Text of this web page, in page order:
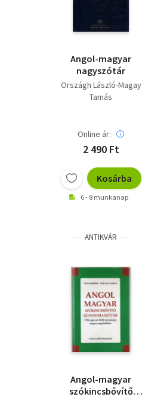
Angol-magyar
nagyszótár
Országh László-Magay
Tamás
Online ár:
2 490 Ft
Kosárba
6 - 8 munkanap
ANTIKVÁR
Angol-magyar
szókincsbővítő